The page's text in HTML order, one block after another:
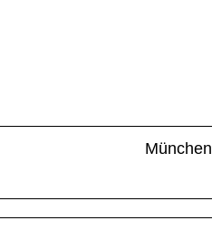
München